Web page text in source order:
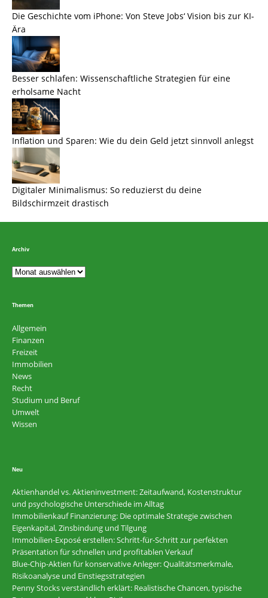
Die Geschichte vom iPhone: Von Steve Jobs‘ Vision bis zur KI-
Ära
Besser schlafen: Wissenschaftliche Strategien für eine
erholsame Nacht
Inflation und Sparen: Wie du dein Geld jetzt sinnvoll anlegst
Digitaler Minimalismus: So reduzierst du deine
Bildschirmzeit drastisch
Archiv
Themen
Allgemein
Finanzen
Freizeit
Immobilien
News
Recht
Studium und Beruf
Umwelt
Wissen
Neu
Aktienhandel vs. Aktieninvestment: Zeitaufwand, Kostenstruktur
und psychologische Unterschiede im Alltag
Immobilienkauf Finanzierung: Die optimale Strategie zwischen
Eigenkapital, Zinsbindung und Tilgung
Immobilien-Exposé erstellen: Schritt-für-Schritt zur perfekten
Präsentation für schnellen und profitablen Verkauf
Blue-Chip-Aktien für konservative Anleger: Qualitätsmerkmale,
Risikoanalyse und Einstiegsstrategien
Penny Stocks verständlich erklärt: Realistische Chancen, typische